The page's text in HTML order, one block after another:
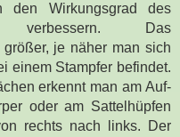
den Wirkungsgrad des
verbessern. Das
je näher man sich
einem Stampfer befindet.
erkennt man am Auf-
oder am Sattelhüpfen
rechts nach links. Der